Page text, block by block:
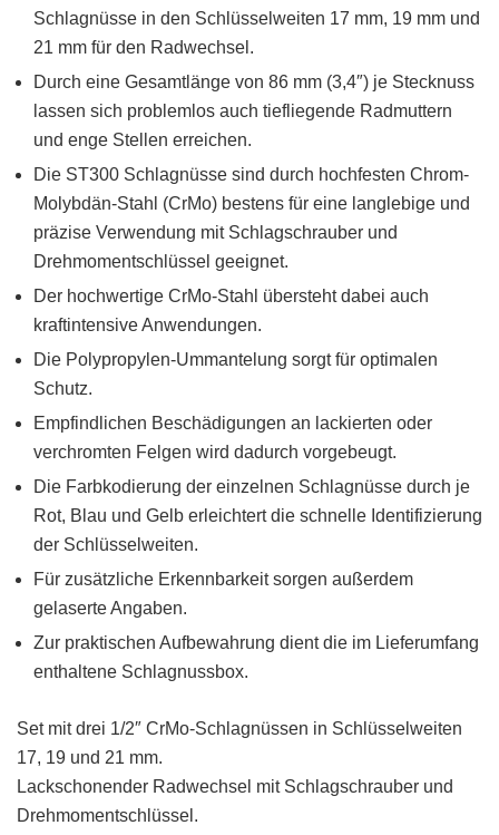
Schlagnüsse in den Schlüsselweiten 17 mm, 19 mm und
21 mm für den Radwechsel.
Durch eine Gesamtlänge von 86 mm (3,4″) je Stecknuss
lassen sich problemlos auch tiefliegende Radmuttern
und enge Stellen erreichen.
Die ST300 Schlagnüsse sind durch hochfesten Chrom-
Molybdän-Stahl (CrMo) bestens für eine langlebige und
präzise Verwendung mit Schlagschrauber und
Drehmomentschlüssel geeignet.
Der hochwertige CrMo-Stahl übersteht dabei auch
kraftintensive Anwendungen.
Die Polypropylen-Ummantelung sorgt für optimalen
Schutz.
Empfindlichen Beschädigungen an lackierten oder
verchromten Felgen wird dadurch vorgebeugt.
Die Farbkodierung der einzelnen Schlagnüsse durch je
Rot, Blau und Gelb erleichtert die schnelle Identifizierung
der Schlüsselweiten.
Für zusätzliche Erkennbarkeit sorgen außerdem
gelaserte Angaben.
Zur praktischen Aufbewahrung dient die im Lieferumfang
enthaltene Schlagnussbox.
Set mit drei 1/2″ CrMo-Schlagnüssen in Schlüsselweiten
17, 19 und 21 mm.
Lackschonender Radwechsel mit Schlagschrauber und
Drehmomentschlüssel.